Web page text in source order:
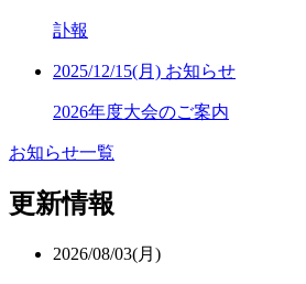
訃報
2025/12/15(月) お知らせ
2026年度大会のご案内
お知らせ一覧
更新情報
2026/08/03(月)